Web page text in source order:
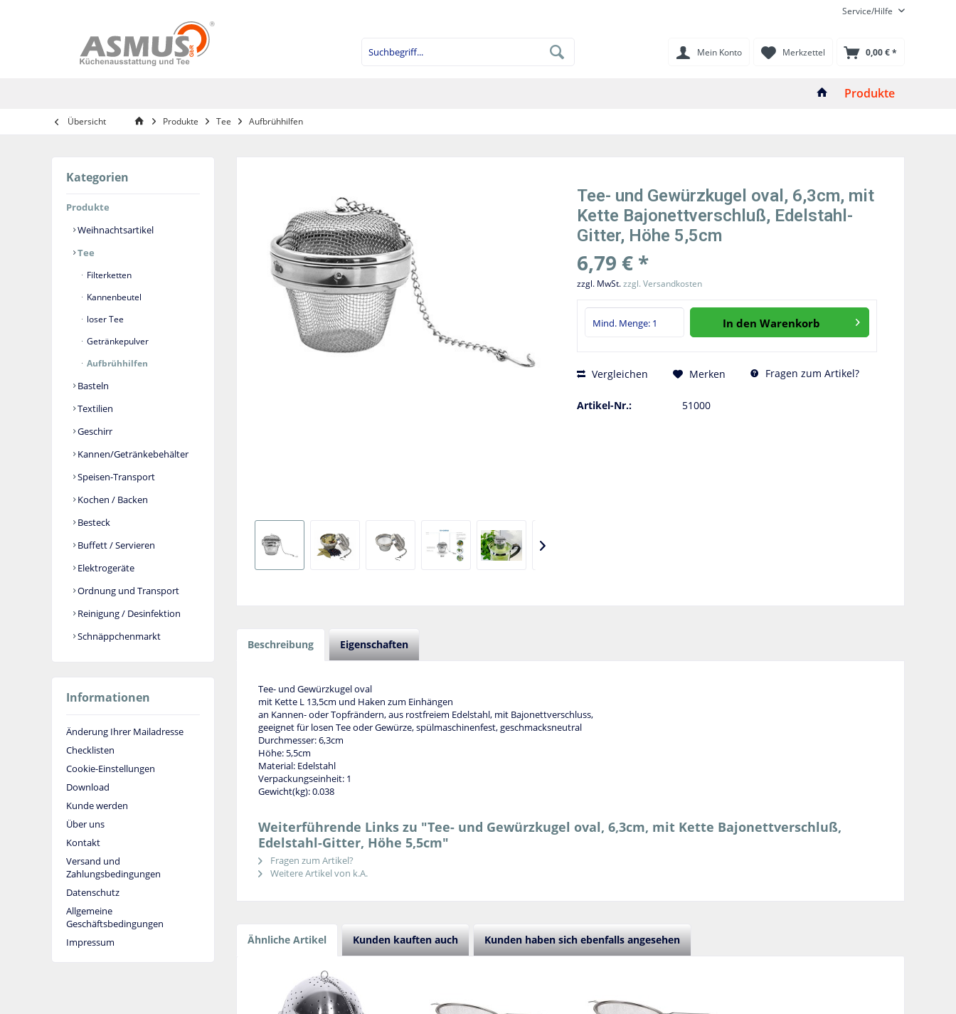
Service/Hilfe
0,00 € *
Merkzettel
Mein Konto
Produkte
Übersicht Produkte Tee Aufbrühhilfen
Kategorien
Produkte
Weihnachtsartikel
Tee
Filterketten
Kannenbeutel
loser Tee
Getränkepulver
Aufbrühhilfen
Basteln
Textilien
Geschirr
Kannen/Getränkebehälter
Speisen-Transport
Kochen / Backen
Besteck
Buffett / Servieren
Elektrogeräte
Ordnung und Transport
Reinigung / Desinfektion
Schnäppchenmarkt
Informationen
Änderung Ihrer Mailadresse
Checklisten
Cookie-Einstellungen
Download
Kunde werden
Über uns
Kontakt
Versand und
Zahlungsbedingungen
Datenschutz
Allgemeine
Geschäftsbedingungen
Impressum
Tee- und Gewürzkugel oval, 6,3cm, mit
Kette Bajonettverschluß, Edelstahl-
Gitter, Höhe 5,5cm
6,79 € *
zzgl. MwSt.zzgl. Versandkosten
In den Warenkorb
Vergleichen Merken Fragen zum Artikel?
Artikel-Nr.: 51000
Beschreibung Eigenschaften
Tee- und Gewürzkugel oval
mit Kette L 13,5cm und Haken zum Einhängen
an Kannen- oder Topfrändern, aus rostfreiem Edelstahl, mit Bajonettverschluss,
geeignet für losen Tee oder Gewürze, spülmaschinenfest, geschmacksneutral
Durchmesser: 6,3cm
Höhe: 5,5cm
Material: Edelstahl
Verpackungseinheit: 1
Gewicht(kg): 0.038
Weiterführende Links zu "Tee- und Gewürzkugel oval, 6,3cm, mit Kette Bajonettverschluß,
Edelstahl-Gitter, Höhe 5,5cm"
Fragen zum Artikel?
Weitere Artikel von k.A.
Ähnliche Artikel Kunden kauften auch Kunden haben sich ebenfalls angesehen